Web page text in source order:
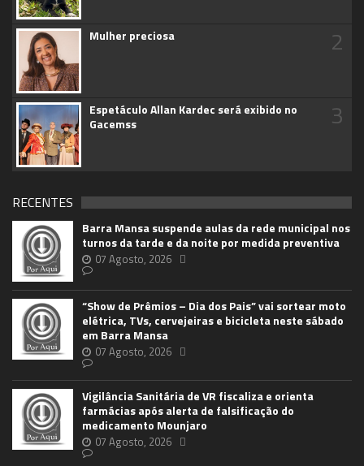
Mulher preciosa 2
Espetáculo Allan Kardec será exibido no
Gacemss
3
RECENTES
Barra Mansa suspende aulas da rede municipal nos
turnos da tarde e da noite por medida preventiva
07 Agosto, 2026
“Show de Prêmios – Dia dos Pais” vai sortear moto
elétrica, TVs, cervejeiras e bicicleta neste sábado
em Barra Mansa
07 Agosto, 2026
Vigilância Sanitária de VR fiscaliza e orienta
farmácias após alerta de falsificação do
medicamento Mounjaro
07 Agosto, 2026